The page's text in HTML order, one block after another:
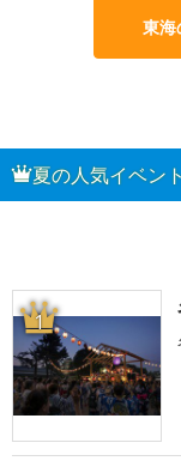
東海
夏の人気イベン
1